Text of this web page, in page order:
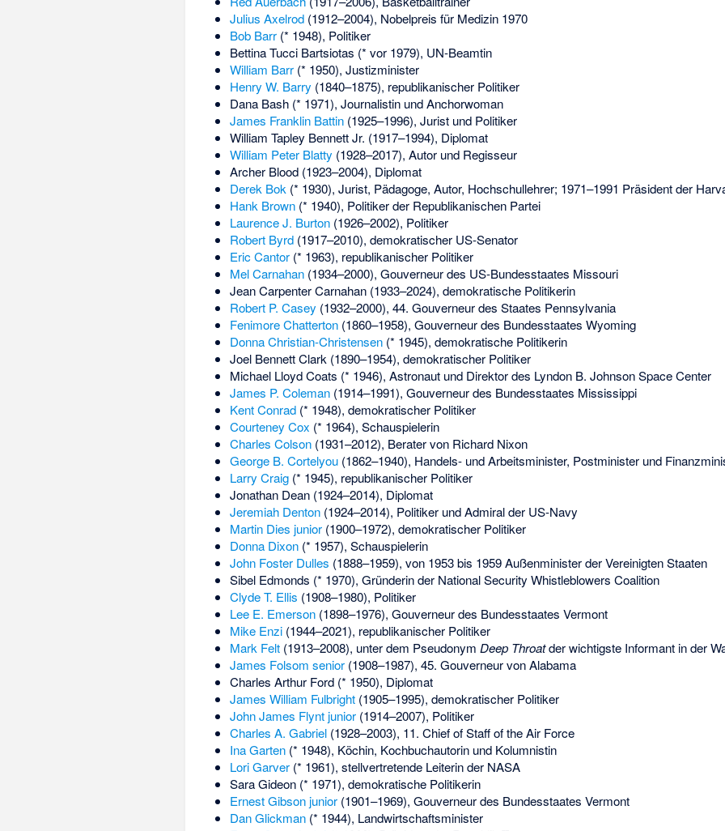
Julius Axelrod(1912–2004), Nobelpreis für Medizin 1970
Bob Barr(* 1948), Politiker
Bettina Tucci Bartsiotas (* vor 1979), UN-Beamtin
William Barr(* 1950), Justizminister
Henry W. Barry (1840–1875), republikanischer Politiker
Dana Bash(* 1971), Journalistin und Anchorwoman
James Franklin Battin(1925–1996), Jurist und Politiker
William Tapley Bennett Jr. (1917–1994), Diplomat
William Peter Blatty (1928–2017), Autor und Regisseur
Archer Blood(1923–2004), Diplomat
Derek Bok (* 1930), Jurist, Pädagoge, Autor, Hochschullehrer; 1971–1991 Präsident der
Hank Brown(* 1940), Politiker der Republikanischen Partei
Laurence J. Burton(1926–2002), Politiker
Robert Byrd(1917–2010), demokratischer US-Senator
Eric Cantor(* 1963), republikanischer Politiker
Mel Carnahan(1934–2000), Gouverneur des US-Bundesstaates Missouri
Jean Carpenter Carnahan(1933–2024), demokratische Politikerin
Robert P. Casey (1932–2000), 44. Gouverneur des Staates Pennsylvania
Fenimore Chatterton(1860–1958), Gouverneur des Bundesstaates Wyoming
Donna Christian-Christensen(* 1945), demokratische Politikerin
Joel Bennett Clark (1890–1954), demokratischer Politiker
Michael Lloyd Coats (* 1946), Astronaut und Direktor des Lyndon B. Johnson Space Center
James P. Coleman(1914–1991), Gouverneur des Bundesstaates Mississippi
Kent Conrad(* 1948), demokratischer Politiker
Courteney Cox (* 1964), Schauspielerin
Charles Colson(1931–2012), Berater von Richard Nixon
George B. Cortelyou(1862–1940), Handels- und Arbeitsminister, Postminister und
Larry Craig(* 1945), republikanischer Politiker
Jonathan Dean(1924–2014), Diplomat
Jeremiah Denton(1924–2014), Politiker und Admiral der US-Navy
Martin Dies junior(1900–1972), demokratischer Politiker
Donna Dixon(* 1957), Schauspielerin
John Foster Dulles (1888–1959), von 1953 bis 1959 Außenminister der Vereinigten Staaten
Sibel Edmonds (* 1970), Gründerin der National Security Whistleblowers Coalition
Clyde T. Ellis (1908–1980), Politiker
Lee E. Emerson(1898–1976), Gouverneur des Bundesstaates Vermont
Mike Enzi(1944–2021), republikanischer Politiker
Mark Felt(1913–2008), unter dem Pseudonym Deep Throatder wichtigste Informant in der
James Folsom senior(1908–1987), 45. Gouverneur von Alabama
Charles Arthur Ford(* 1950), Diplomat
James William Fulbright(1905–1995), demokratischer Politiker
John James Flynt junior(1914–2007), Politiker
Charles A. Gabriel(1928–2003), 11. Chief of Staff of the Air Force
Ina Garten(* 1948), Köchin, Kochbuchautorin und Kolumnistin
Lori Garver(* 1961), stellvertretende Leiterin der NASA
Sara Gideon(* 1971), demokratische Politikerin
Ernest Gibson junior(1901–1969), Gouverneur des Bundesstaates Vermont
Dan Glickman(* 1944), Landwirtschaftsminister